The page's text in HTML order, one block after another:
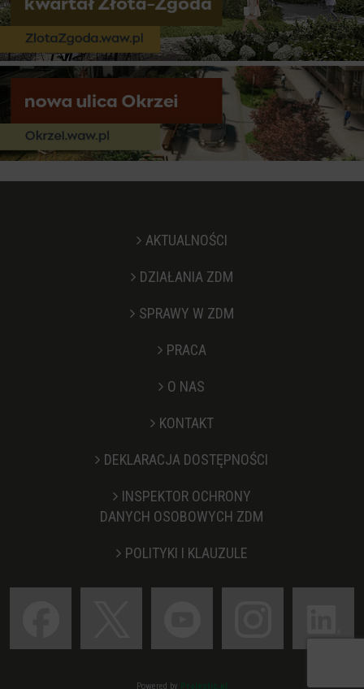
AKTUALNOŚCI
DZIAŁANIA ZDM
SPRAWY W ZDM
PRACA
O NAS
KONTAKT
DEKLARACJA DOSTĘPNOŚCI
INSPEKTOR OCHRONY
DANYCH OSOBOWYCH ZDM
POLITYKI I KLAUZULE
Powered by